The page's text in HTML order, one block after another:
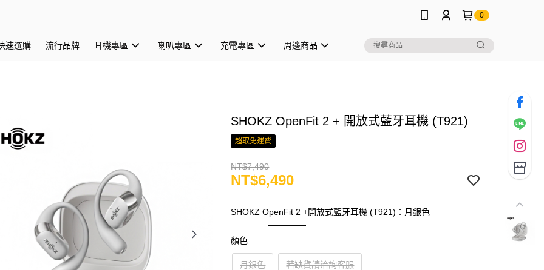
0
速選購 流行品牌 耳機專區 喇叭專區 充電專區 周邊商品
SHOKZ OpenFit 2 + 開放式藍牙耳機 (T921)
超取免運費
NT$7,490
NT$6,490
SHOKZ OpenFit 2 +開放式藍牙耳機 (T921)：月銀色
顏色
月銀色 若缺貨請洽詢客服